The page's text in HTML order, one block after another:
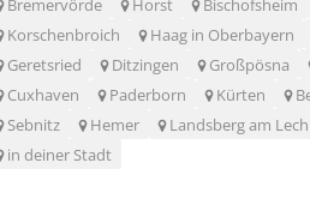
Korschenbroich
Haag in Oberbayern
Geretsried
Ditzingen Großpösna
Cuxhaven
Paderborn Kürten
Sebnitz
Hemer
Landsberg am Lech
in deiner Stadt